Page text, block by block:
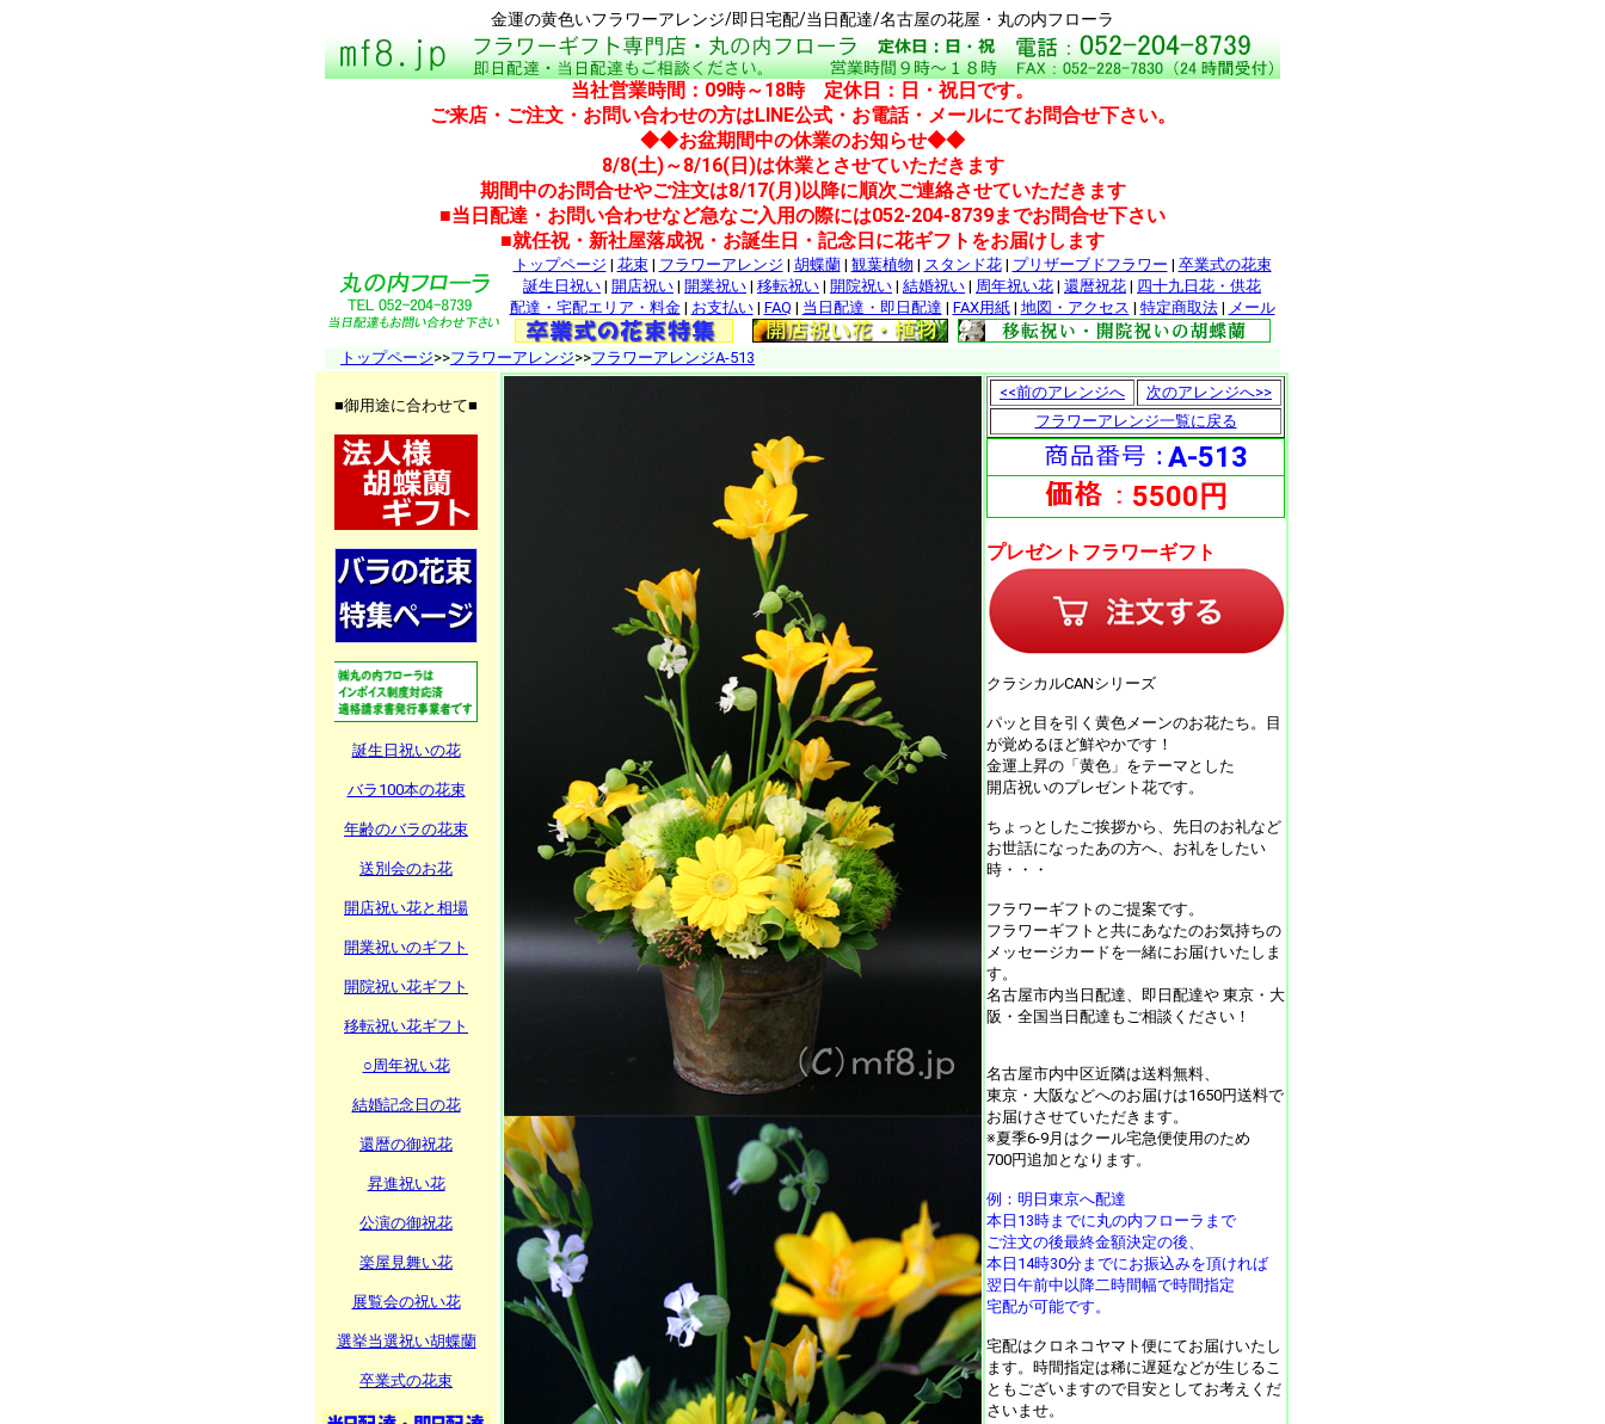
金運の黄色いフラワーアレンジ/即日宅配/当日配達/名古屋の花屋・丸の内フローラ
当社営業時間：09時～18時 定休日：日・祝日です。
ご来店・ご注文・お問い合わせの方はLINE公式・お電話・メールにてお問合せ下さい。
◆◆お盆期間中の休業のお知らせ◆◆
8/8(土)～8/16(日)は休業とさせていただきます
期間中のお問合せやご注文は8/17(月)以降に順次ご連絡させていただきます
■当日配達・お問い合わせなど急なご入用の際には052-204-8739までお問合せ下さい
■就任祝・新社屋落成祝・お誕生日・記念日に花ギフトをお届けします
トップページ | 花束| フラワーアレンジ | 胡蝶蘭| 観葉植物 | スタンド花| プリザーブドフラワー | 卒業式の花束
誕生日祝い | 開店祝い | 開業祝い | 移転祝い | 開院祝い | 結婚祝い | 周年祝い花 | 還暦祝花 | 四十九日花・供花
配達・宅配エリア・料金| お支払い| FAQ | 当日配達・即日配達 | FAX用紙| 地図・アクセス | 特定商取法| メール
トップページ>>フラワーアレンジ>>フラワーアレンジA-513
■御用途に合わせて■
誕生日祝いの花
バラ100本の花束
年齢のバラの花束
送別会のお花
開店祝い花と相場
開業祝いのギフト
開院祝い花ギフト
移転祝い花ギフト
○周年祝い花
結婚記念日の花
還暦の御祝花
昇進祝い花
公演の御祝花
楽屋見舞い花
展覧会の祝い花
選挙当選祝い胡蝶蘭
卒業式の花束
<<前のアレンジへ
次のアレンジへ>>
フラワーアレンジ一覧に戻る
A-513
5500円
プレゼントフラワーギフト
クラシカルCANシリーズ
パッと目を引く黄色メーンのお花たち。目
が覚めるほど鮮やかです！
金運上昇の「黄色」をテーマとした
開店祝いのプレゼント花です。
ちょっとしたご挨拶から、先日のお礼など
お世話になったあの方へ、お礼をしたい
時・・・
フラワーギフトのご提案です。
フラワーギフトと共にあなたのお気持ちの
メッセージカードを一緒にお届けいたしま
す。
名古屋市内当日配達、即日配達や 東京・大
阪・全国当日配達もご相談ください！
名古屋市内中区近隣は送料無料、
東京・大阪などへのお届けは1650円送料で
お届けさせていただきます。
※夏季6-9月はクール宅急便使用のため
700円追加となります。
例：明日東京へ配達
本日13時までに丸の内フローラまで
ご注文の後最終金額決定の後、
本日14時30分までにお振込みを頂ければ
翌日午前中以降二時間幅で時間指定
宅配が可能です。
宅配はクロネコヤマト便にてお届けいたし
ます。時間指定は稀に遅延などが生じるこ
ともございますので目安としてお考えくだ
さいませ。